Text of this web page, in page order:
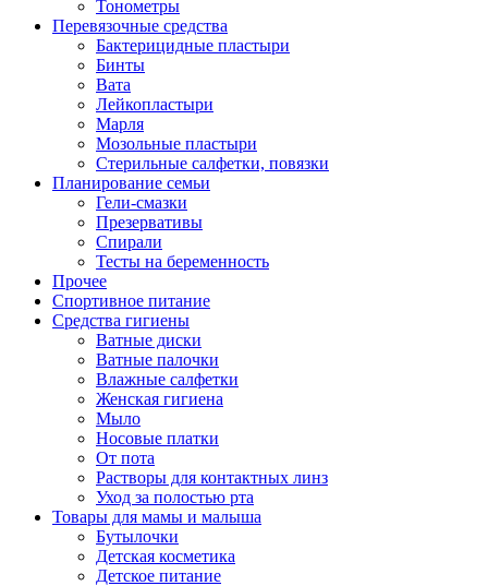
Тонометры
Перевязочные средства
Бактерицидные пластыри
Бинты
Вата
Лейкопластыри
Марля
Мозольные пластыри
Стерильные салфетки, повязки
Планирование семьи
Гели-смазки
Презервативы
Спирали
Тесты на беременность
Прочее
Спортивное питание
Средства гигиены
Ватные диски
Ватные палочки
Влажные салфетки
Женская гигиена
Мыло
Носовые платки
От пота
Растворы для контактных линз
Уход за полостью рта
Товары для мамы и малыша
Бутылочки
Детская косметика
Детское питание